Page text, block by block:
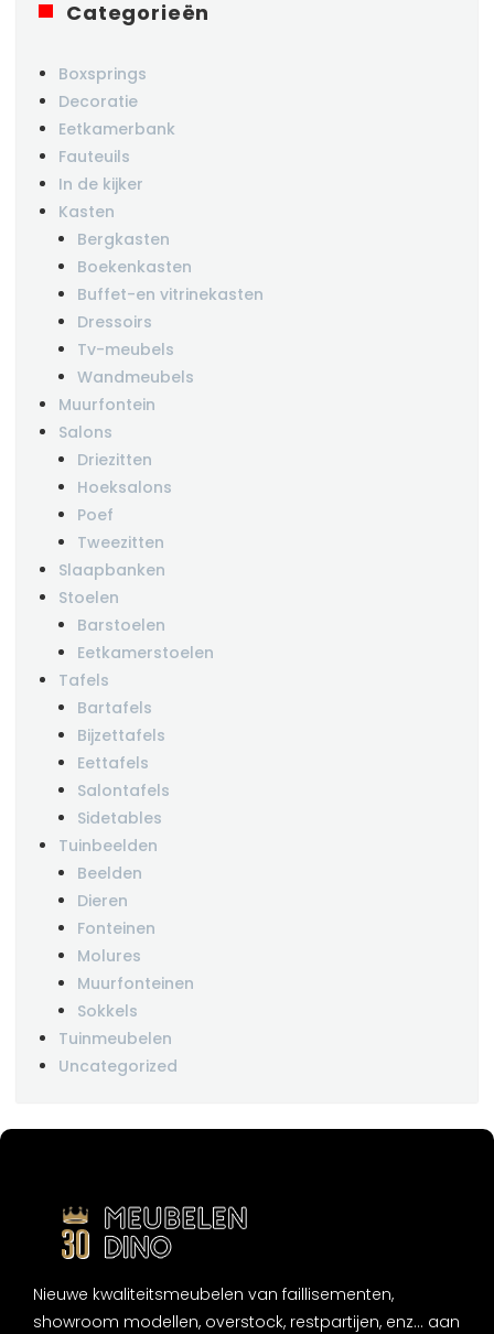
Categorieën
Boxsprings
Decoratie
Eetkamerbank
Fauteuils
In de kijker
Kasten
Bergkasten
Boekenkasten
Buffet-en vitrinekasten
Dressoirs
Tv-meubels
Wandmeubels
Muurfontein
Salons
Driezitten
Hoeksalons
Poef
Tweezitten
Slaapbanken
Stoelen
Barstoelen
Eetkamerstoelen
Tafels
Bartafels
Bijzettafels
Eettafels
Salontafels
Sidetables
Tuinbeelden
Beelden
Dieren
Fonteinen
Molures
Muurfonteinen
Sokkels
Tuinmeubelen
Uncategorized
Nieuwe kwaliteitsmeubelen van faillisementen,
showroom modellen, overstock, restpartijen, enz... aan